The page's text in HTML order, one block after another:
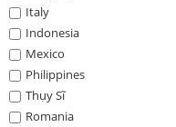
Italy
Indonesia
Mexico
Philippines
Thụy Sĩ
Romania